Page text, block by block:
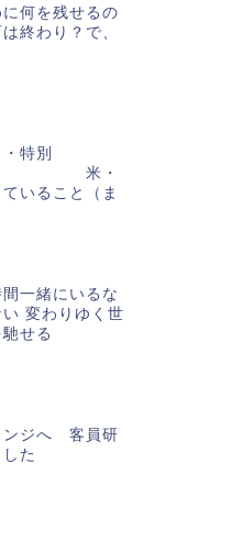
何を残せるの
終わり？で、
特別
・
いること（ま
一緒にいるな
変わりゆく世
せる
ンジへ 客員研
た